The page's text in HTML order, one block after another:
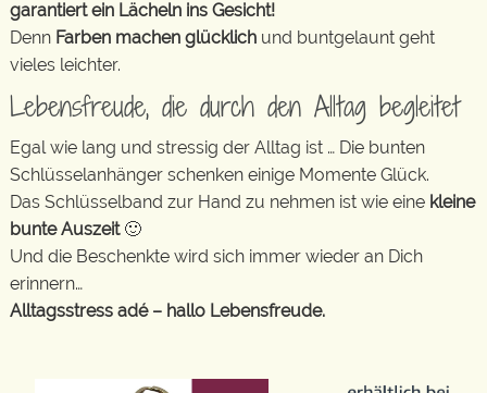
garantiert ein Lächeln ins Gesicht!
Denn Farben machen glücklich und buntgelaunt geht
vieles leichter.
Lebensfreude, die durch den Alltag begleitet
Egal wie lang und stressig der Alltag ist … Die bunten
Schlüsselanhänger schenken einige Momente Glück.
Das Schlüsselband zur Hand zu nehmen ist wie eine kleine
bunte Auszeit🙂
Und die Beschenkte wird sich immer wieder an Dich
erinnern…
Alltagsstress adé – hallo Lebensfreude.